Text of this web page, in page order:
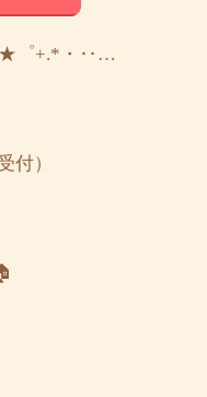
+.*・‥…
付）